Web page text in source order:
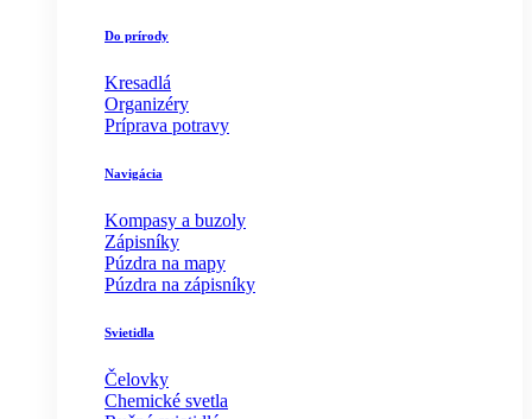
Do prírody
Kresadlá
Organizéry
Príprava potravy
Navigácia
Kompasy a buzoly
Zápisníky
Púzdra na mapy
Púzdra na zápisníky
Svietidla
Čelovky
Chemické svetla